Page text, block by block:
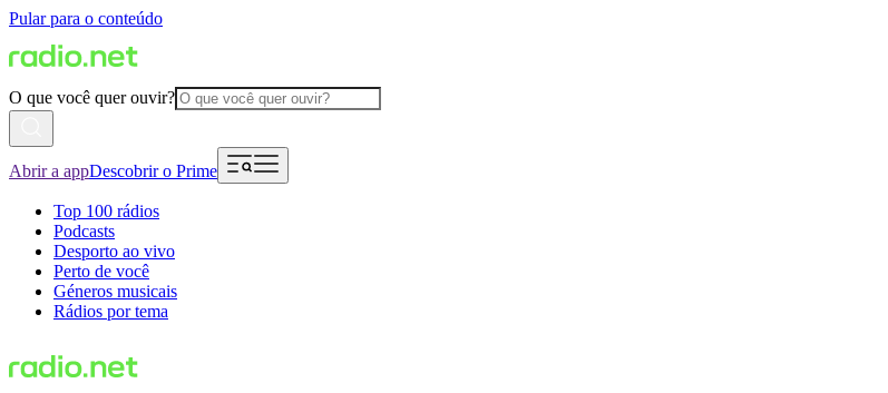
Pular para o conteúdo
O que você quer ouvir?
Abrir a appDescobrir o Prime
Top 100 rádios
Podcasts
Desporto ao vivo
Perto de você
Géneros musicais
Rádios por tema